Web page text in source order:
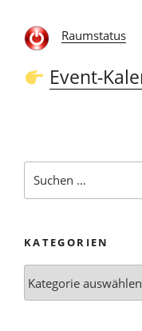
Raumstatus
Event-
nach:
KATEGORIEN